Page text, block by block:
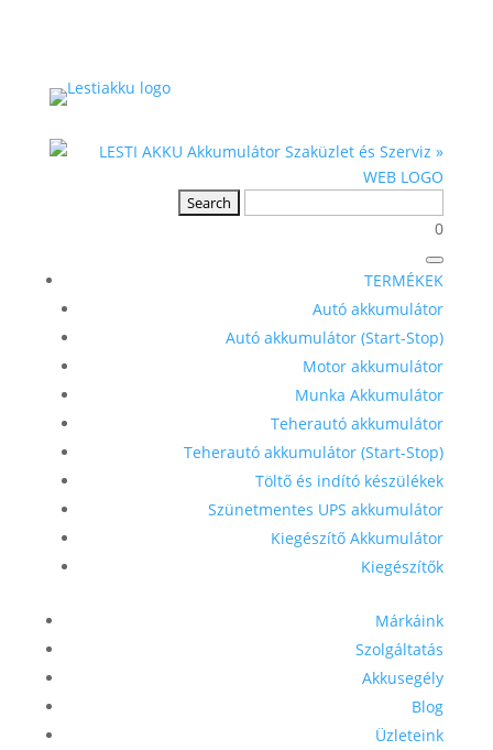
0
TERMÉKEK
Autó akkumulátor
Autó akkumulátor (Start-Stop)
Motor akkumulátor
Munka Akkumulátor
Teherautó akkumulátor
Teherautó akkumulátor (Start-Stop)
Töltő és indító készülékek
Szünetmentes UPS akkumulátor
Kiegészítő Akkumulátor
Kiegészítők
Márkáink
Szolgáltatás
Akkusegély
Blog
Üzleteink